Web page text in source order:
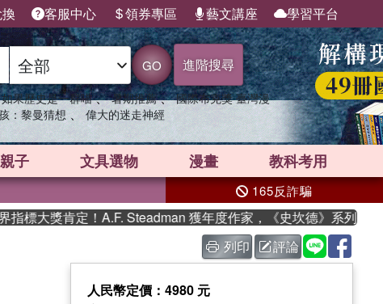
客服中心 領券專區 藝文講座 學習平台
GO 進階搜尋
如果歷史是一群喵 、 暑期推薦 、 國際布克獎 臺灣漫
：黎曼猜想 、 偉大的迷走神經
親子 文具選物 漫畫 教科考用
165反詐騙
大獎肯定！A.F. Steadman 獲年度作家，《史坎德》系列帶你踏
列印 評論
人民幣定價：4980 元